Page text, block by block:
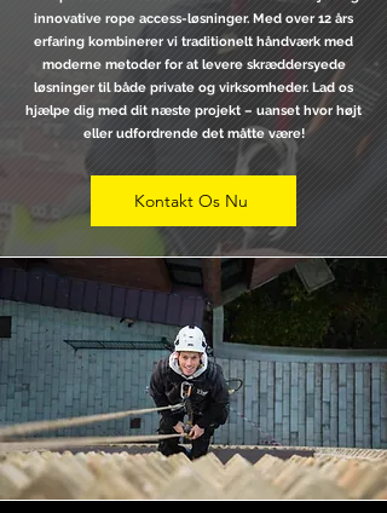
innovative rope access-løsninger. Med over 12 års
erfaring kombinerer vi traditionelt håndværk med
moderne metoder for at levere skræddersyede
løsninger til både private og virksomheder. Lad os
hjælpe dig med dit næste projekt – uanset hvor højt
eller udfordrende det måtte være!
Kontakt Os Nu